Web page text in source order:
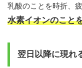
乳酸のことを時折、
水素イオンのこと
翌日以降に現れ